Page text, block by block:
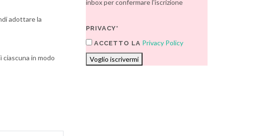
adottare la
in modo
inbox per confermare l'iscrizione
PRIVACY*
ACCETTO LA Privacy Policy
Voglio iscrivermi